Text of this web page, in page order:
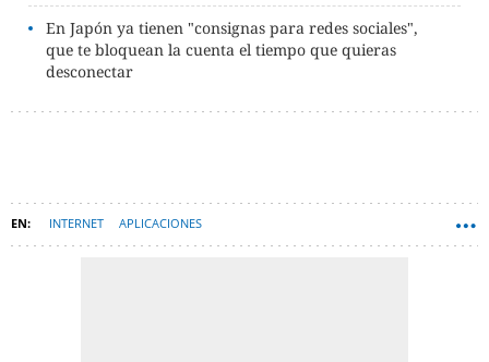
En Japón ya tienen "consignas para redes sociales",
que te bloquean la cuenta el tiempo que quieras
desconectar
INTERNET APLICACIONES